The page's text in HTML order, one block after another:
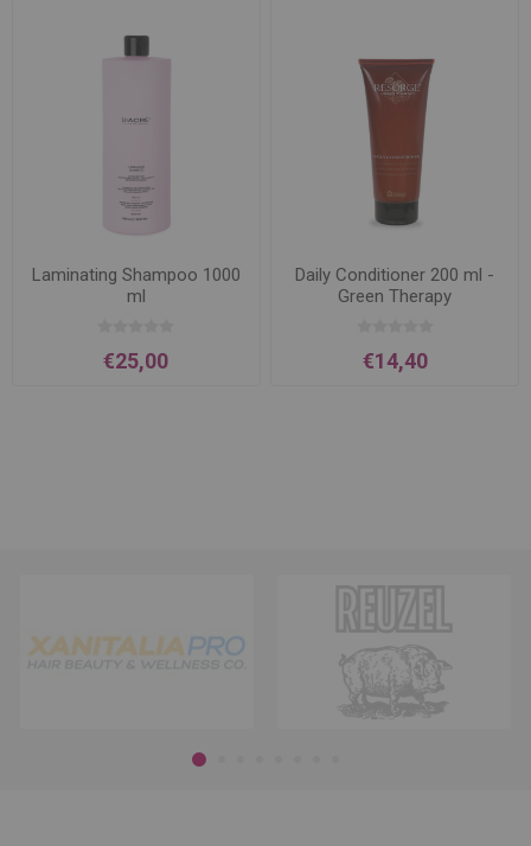
Laminating Shampoo 1000
ml
€25,00
Daily Conditioner 200 ml -
Green Therapy
€14,40